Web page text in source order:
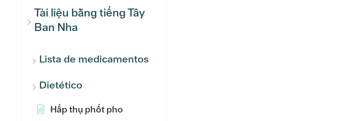
Tài liệu bằng tiếng Tây
Ban Nha
Lista de medicamentos
Dietético
Hấp thụ phốt pho